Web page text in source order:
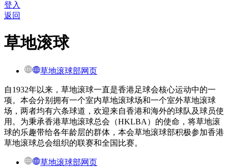
登入
返回
草地滚球
草地滚球部网页
自1932年以来，草地滚球一直​​是香港足球会核心运动中的一
项。本会分别拥有一个室内草地滚球场和一个室外草地滚球
场，两者均有六条球道，欢迎来自香港和海外的球队及球员使
用。为秉承香港草地滚球总会（HKLBA）的使命，将草地滚
球的乐趣带给各年龄层的群体，本会草地滚球部积极参加香港
草地滚球总会组织的联赛和全国比赛。
草地滚球部网页